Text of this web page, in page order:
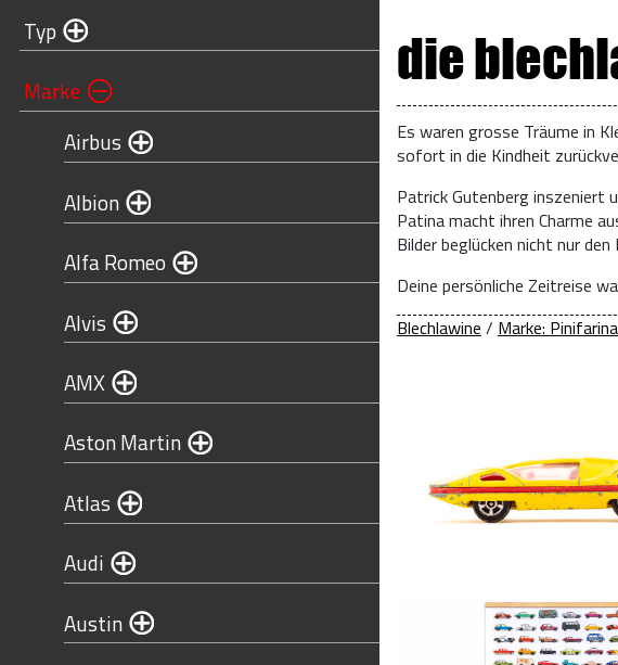
Typ
Marke
Airbus
Albion
Alfa Romeo
Alvis
AMX
Aston Martin
Atlas
Audi
Austin
die
Es waren grosse Träume in
sofort in die Kindheit
Patrick Gutenberg inszeniert
Patina macht ihren Charme
Bilder beglücken nicht nur
Deine persönliche Zeitreise
Blechlawine / Marke: Pinifarina